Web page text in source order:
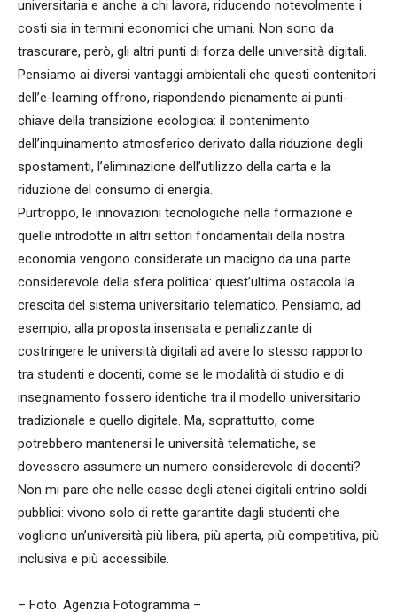
universitaria e anche a chi lavora, riducendo notevolmente i
costi sia in termini economici che umani. Non sono da
trascurare, però, gli altri punti di forza delle università digitali.
Pensiamo ai diversi vantaggi ambientali che questi contenitori
dell’e-learning offrono, rispondendo pienamente ai punti-
chiave della transizione ecologica: il contenimento
dell’inquinamento atmosferico derivato dalla riduzione degli
spostamenti, l’eliminazione dell’utilizzo della carta e la
riduzione del consumo di energia.
Purtroppo, le innovazioni tecnologiche nella formazione e
quelle introdotte in altri settori fondamentali della nostra
economia vengono considerate un macigno da una parte
considerevole della sfera politica: quest’ultima ostacola la
crescita del sistema universitario telematico. Pensiamo, ad
esempio, alla proposta insensata e penalizzante di
costringere le università digitali ad avere lo stesso rapporto
tra studenti e docenti, come se le modalità di studio e di
insegnamento fossero identiche tra il modello universitario
tradizionale e quello digitale. Ma, soprattutto, come
potrebbero mantenersi le università telematiche, se
dovessero assumere un numero considerevole di docenti?
Non mi pare che nelle casse degli atenei digitali entrino soldi
pubblici: vivono solo di rette garantite dagli studenti che
vogliono un’università più libera, più aperta, più competitiva, più
inclusiva e più accessibile.
– Foto: Agenzia Fotogramma –